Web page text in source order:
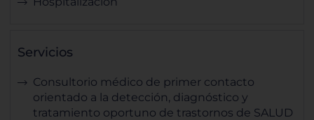
Servicios
Consultorio médico de primer contacto
orientado a la detección, diagnóstico y
tratamiento oportuno de trastornos de SALUD